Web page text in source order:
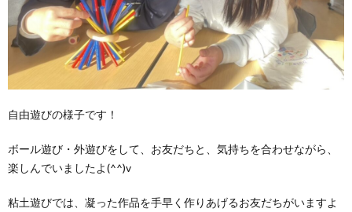
自由遊びの様子です！
ボール遊び・外遊びをして、お友だちと、気持ちを合わせながら、
楽しんでいましたよ(^^)v
粘土遊びでは、凝った作品を手早く作りあげるお友だちがいますよ